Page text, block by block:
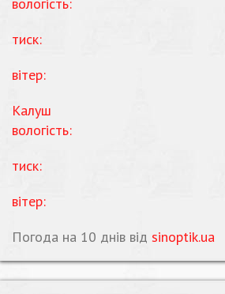
тиск:
вітер:
Калуш
вологість:
тиск:
вітер:
Погода на 10 днів від sinoptik.ua